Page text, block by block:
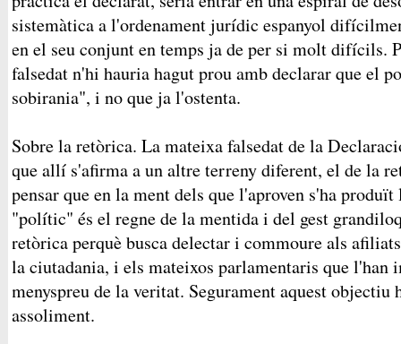
sistemàtica a l'ordenament jurídic espanyol
en el seu conjunt en temps ja de per si molt difícils.
falsedat n'hi hauria hagut prou amb declarar que el
sobirania", i no que ja l'ostenta.
Sobre la retòrica. La mateixa falsedat de la
que allí s'afirma a un altre terreny diferent, el de la
pensar que en la ment dels que l'aproven s'ha
"polític" és el regne de la mentida i del gest
retòrica perquè busca delectar i commoure als
la ciutadania, i els mateixos parlamentaris que l'han
menyspreu de la veritat. Segurament aquest objectiu
assoliment.